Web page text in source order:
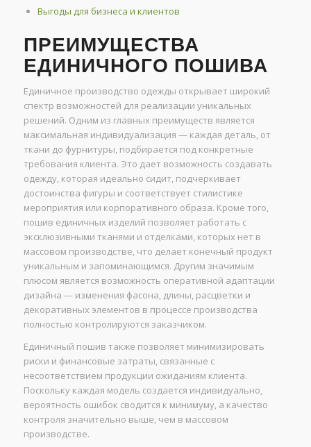
Выгоды для бизнеса и клиентов
ПРЕИМУЩЕСТВА
ЕДИНИЧНОГО ПОШИВА
Единичное производство одежды открывает широкий
спектр возможностей для реализации уникальных
решений. Одним из главных преимуществ является
максимальная индивидуализация — каждая деталь, от
ткани до фурнитуры, подбирается под конкретные
требования клиента. Это дает возможность создавать
одежду, которая идеально сидит, подчеркивает
достоинства фигуры и соответствует стилистике
мероприятия или корпоративного образа. Кроме того,
пошив единичных изделий позволяет работать с
эксклюзивными тканями и отделками, которых нет в
массовом производстве, что делает конечный продукт
уникальным и запоминающимся. Другим значимым
плюсом является возможность оперативной адаптации
дизайна — изменения фасона, длины, расцветки и
декоративных элементов в процессе производства
полностью контролируются заказчиком.
Единичный пошив также позволяет минимизировать
риски и финансовые затраты, связанные с
несоответствием продукции ожиданиям клиента.
Поскольку каждая модель создается индивидуально,
вероятность ошибок сводится к минимуму, а качество
контроля значительно выше, чем в массовом
производстве.